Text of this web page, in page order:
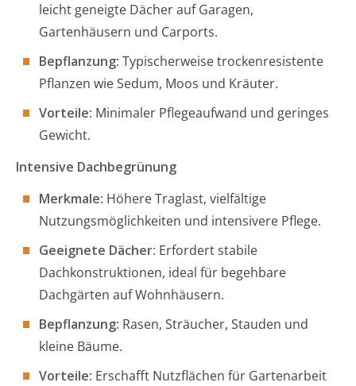
leicht geneigte Dächer auf Garagen,
Gartenhäusern und Carports.
Bepflanzung: Typischerweise trockenresistente
Pflanzen wie Sedum, Moos und Kräuter.
Vorteile: Minimaler Pflegeaufwand und geringes
Gewicht.
Intensive Dachbegrünung
Merkmale: Höhere Traglast, vielfältige
Nutzungsmöglichkeiten und intensivere Pflege.
Geeignete Dächer: Erfordert stabile
Dachkonstruktionen, ideal für begehbare
Dachgärten auf Wohnhäusern.
Bepflanzung: Rasen, Sträucher, Stauden und
kleine Bäume.
Vorteile: Erschafft Nutzflächen für Gartenarbeit